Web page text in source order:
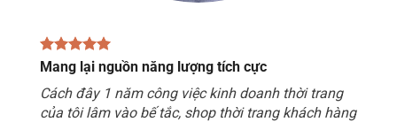
Mang lại nguồn năng lượng tích cực
Cách đây 1 năm công việc kinh doanh thời trang
của tôi lâm vào bế tắc, shop thời trang khách hàng